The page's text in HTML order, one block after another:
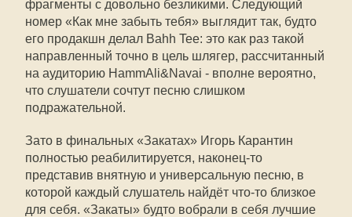
фрагменты с довольно безликими. Следующий
номер «Как мне забыть тебя» выглядит так, будто
его продакшн делал Bahh Tee: это как раз такой
направленный точно в цель шлягер, рассчитанный
на аудиторию HammAli&Navai - вполне вероятно,
что слушатели сочтут песню слишком
подражательной.
Зато в финальных «Закатах» Игорь Карантин
полностью реабилитируется, наконец-то
представив внятную и универсальную песню, в
которой каждый слушатель найдёт что-то близкое
для себя. «Закаты» будто вобрали в себя лучшие